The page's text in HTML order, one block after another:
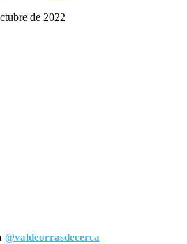
de 2022
@valdeorrasdecerca